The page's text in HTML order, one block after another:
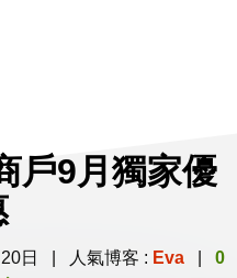
戶9月獨家優
20日 | 人氣博客 : Eva
0